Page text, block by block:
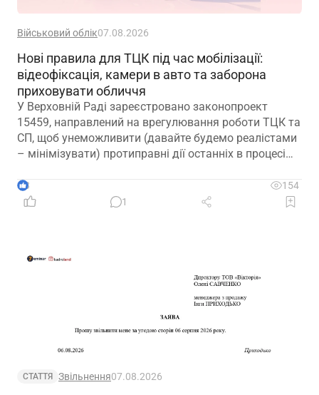
Військовий облік07.08.2026
Нові правила для ТЦК під час мобілізації:
відеофіксація, камери в авто та заборона
приховувати обличчя
У Верховній Раді зареєстровано законопроект
15459, направлений на врегулювання роботи ТЦК та
СП, щоб унеможливити (давайте будемо реалістами
– мінімізувати) протиправні дії останніх в процесі
3
154
1
СТАТТЯ Звільнення07.08.2026